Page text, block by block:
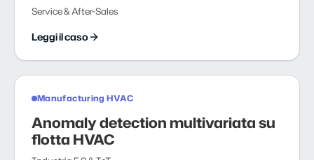
Service & After-Sales
Leggi il caso
Manufacturing HVAC
Anomaly detection multivariata su
flotta HVAC